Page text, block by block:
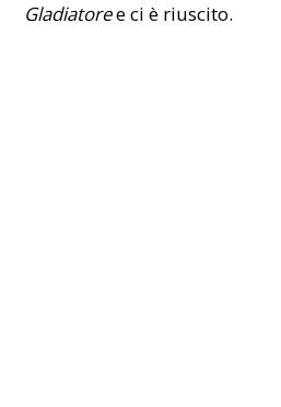
Gladiatoree ci è riuscito.